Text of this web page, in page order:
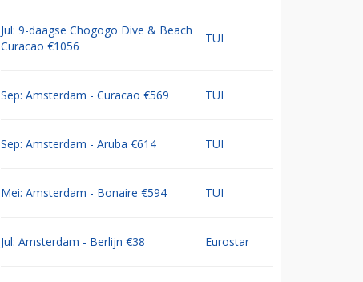
Jul: 9-daagse Chogogo Dive & Beach
Curacao €1056
TUI
Sep: Amsterdam - Curacao €569 TUI
Sep: Amsterdam - Aruba €614 TUI
Mei: Amsterdam - Bonaire €594 TUI
Jul: Amsterdam - Berlijn €38 Eurostar